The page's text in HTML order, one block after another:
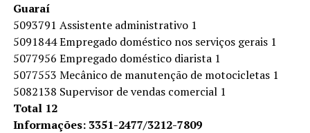
Guaraí
5093791 Assistente administrativo 1
5091844 Empregado doméstico nos serviços gerais 1
5077956 Empregado doméstico diarista 1
5077553 Mecânico de manutenção de motocicletas 1
5082138 Supervisor de vendas comercial 1
Total 12
Informações: 3351-2477/3212-7809